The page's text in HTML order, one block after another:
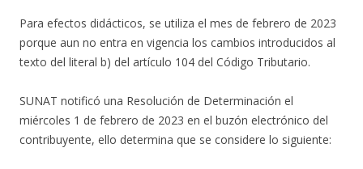
Para efectos didácticos, se utiliza el mes de febrero de 2023
porque aun no entra en vigencia los cambios introducidos al
texto del literal b) del artículo 104 del Código Tributario.
SUNAT notificó una Resolución de Determinación el
miércoles 1 de febrero de 2023 en el buzón electrónico del
contribuyente, ello determina que se considere lo siguiente: